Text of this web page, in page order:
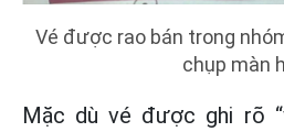
Vé được rao bán trong
chụp màn
Mặc dù vé được ghi rõ